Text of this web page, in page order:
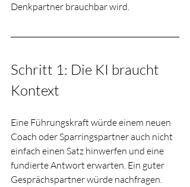
Denkpartner brauchbar wird.
Schritt 1: Die KI braucht
Kontext
Eine Führungskraft würde einem neuen
Coach oder Sparringspartner auch nicht
einfach einen Satz hinwerfen und eine
fundierte Antwort erwarten. Ein guter
Gesprächspartner würde nachfragen.